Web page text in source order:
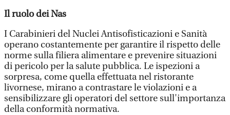
Il ruolo dei Nas
I Carabinieri del Nuclei Antisofisticazioni e Sanità
operano costantemente per garantire il rispetto delle
norme sulla filiera alimentare e prevenire situazioni
di pericolo per la salute pubblica. Le ispezioni a
sorpresa, come quella effettuata nel ristorante
livornese, mirano a contrastare le violazioni e a
sensibilizzare gli operatori del settore sull'importanza
della conformità normativa.